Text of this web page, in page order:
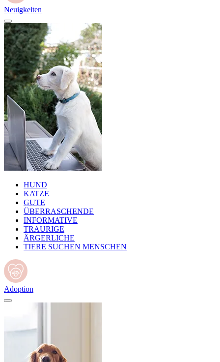
Neuigkeiten
HUND
KATZE
GUTE
ÜBERRASCHENDE
INFORMATIVE
TRAURIGE
ÄRGERLICHE
TIERE SUCHEN MENSCHEN
Adoption